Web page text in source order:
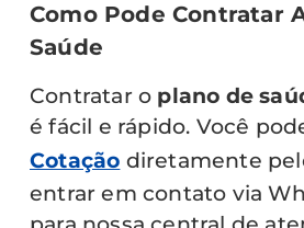
Como Pode Contratar
Saúde
Contratar o plano de
é fácil e rápido. Você
Cotação diretamente
entrar em contato via